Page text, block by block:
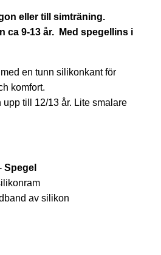
eller till simträning.
ca 9-13 år. Med spegellins i
en tunn silikonkant för
komfort.
till 12/13 år. Lite smalare
Spegel
av silikon